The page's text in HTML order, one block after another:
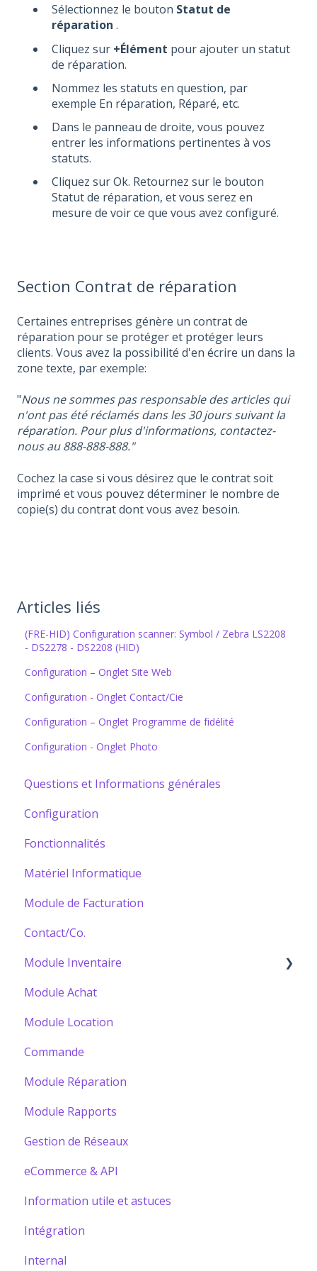
Sélectionnez le bouton Statut de
réparation .
Cliquez sur +Élément pour ajouter un statut
de réparation.
Nommez les statuts en question, par
exemple En réparation, Réparé, etc.
Dans le panneau de droite, vous pouvez
entrer les informations pertinentes à vos
statuts.
Cliquez sur Ok. Retournez sur le bouton
Statut de réparation, et vous serez en
mesure de voir ce que vous avez configuré.
Section Contrat de réparation
Certaines entreprises génère un contrat de
réparation pour se protéger et protéger leurs
clients. Vous avez la possibilité d'en écrire un dans la
zone texte, par exemple:
"Nous ne sommes pas responsable des articles qui
n'ont pas été réclamés dans les 30 jours suivant la
réparation. Pour plus d'informations, contactez-
nous au 888-888-888."
Cochez la case si vous désirez que le contrat soit
imprimé et vous pouvez déterminer le nombre de
copie(s) du contrat dont vous avez besoin.
Articles liés
(FRE-HID) Configuration scanner: Symbol / Zebra LS2208
- DS2278 - DS2208 (HID)
Configuration – Onglet Site Web
Configuration - Onglet Contact/Cie
Configuration – Onglet Programme de fidélité
Configuration - Onglet Photo
Questions et Informations générales
Configuration
Fonctionnalités
Matériel Informatique
Module de Facturation
Contact/Co.
Module Inventaire
Bâtir votre Catalogue
Module Achat
Module Location
Commande
Module Réparation
Module Rapports
Gestion de Réseaux
eCommerce & API
Information utile et astuces
Intégration
Internal